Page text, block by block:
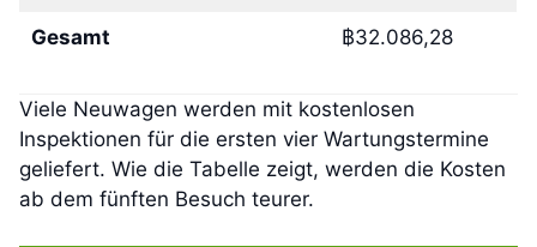
Gesamt ฿32.086,28
Viele Neuwagen werden mit kostenlosen
Inspektionen für die ersten vier Wartungstermine
geliefert. Wie die Tabelle zeigt, werden die Kosten
ab dem fünften Besuch teurer.